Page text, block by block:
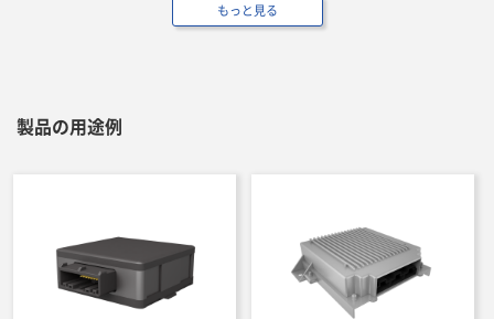
もっと見る
製品の用途例